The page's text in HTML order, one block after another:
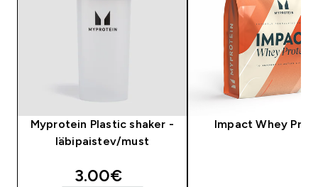
Myprotein Plastic shaker -
läbipaistev/must
discounted price
3.00€‎
Impact Whey